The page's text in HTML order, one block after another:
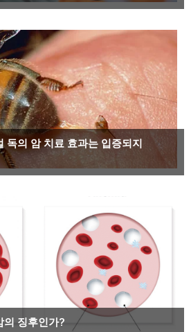
독의 암 치료 효과는 입증되지
의 징후인가?